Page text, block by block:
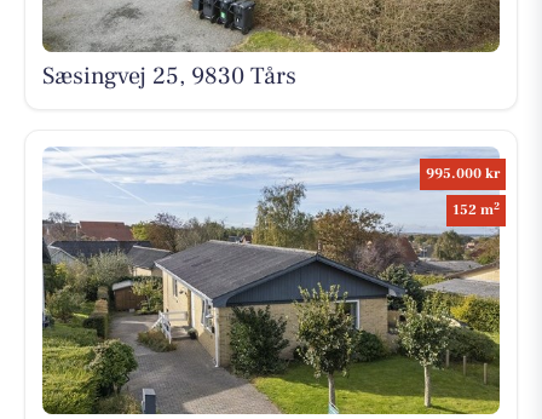
Sæsingvej 25, 9830 Tårs
995.000 kr
152 m2